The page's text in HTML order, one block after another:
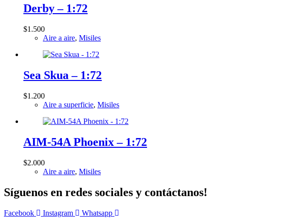
Derby – 1:72
$1.500
Aire a aire, Misiles
Sea Skua – 1:72
$1.200
Aire a superficie, Misiles
AIM-54A Phoenix – 1:72
$2.000
Aire a aire, Misiles
Síguenos en redes sociales y contáctanos!
Facebook Instagram
Whatsapp